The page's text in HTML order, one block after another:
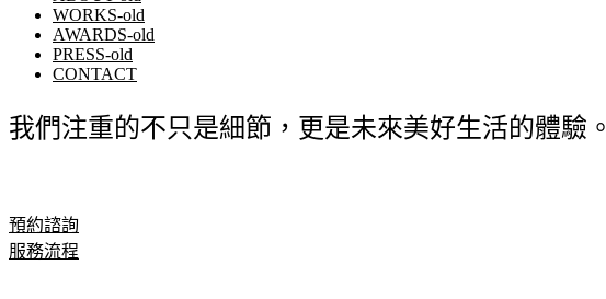
WORKS-old
AWARDS-old
PRESS-old
CONTACT
我們注重的不只是細節，更是未來美好生活的體驗。
預約諮詢
服務流程